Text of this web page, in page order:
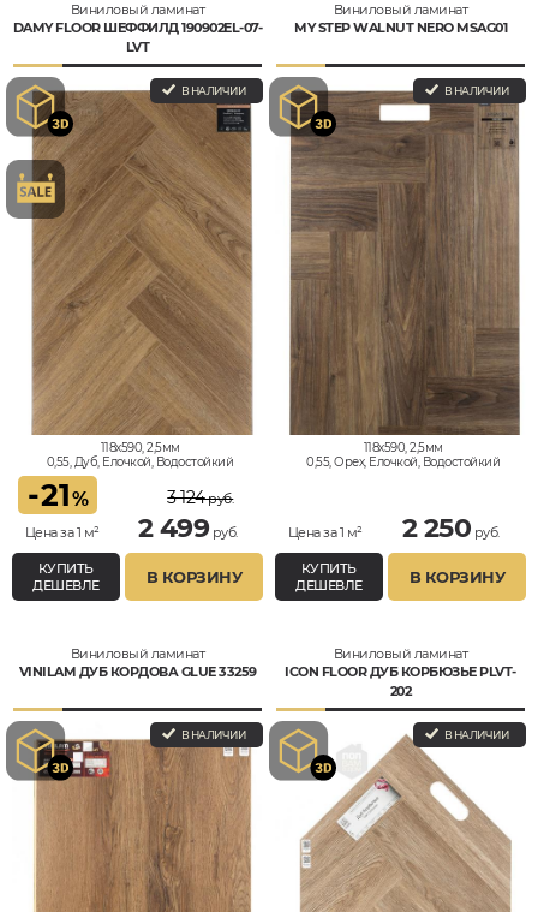
Виниловый ламинат
DAMY FLOOR ШЕФФИЛД 190902EL-07-
LVT
В НАЛИЧИИ
118x590, 2,5мм
0,55, Дуб, Елочкой, Водостойкий
-21%
Цена за 1 м²
3 124руб.
2 499руб.
КУПИТЬ
ДЕШЕВЛЕ
В КОРЗИНУ
Виниловый ламинат
MY STEP WALNUT NERO MSAG01
В НАЛИЧИИ
118x590, 2,5мм
0,55, Орех, Елочкой, Водостойкий
Цена за 1 м² 2 250 руб.
КУПИТЬ
ДЕШЕВЛЕ
В КОРЗИНУ
Виниловый ламинат
VINILAM ДУБ КОРДОВА GLUE 33259
В НАЛИЧИИ
Виниловый ламинат
ICON FLOOR ДУБ КОРБЮЗЬЕ PLVT-
202
В НАЛИЧИИ